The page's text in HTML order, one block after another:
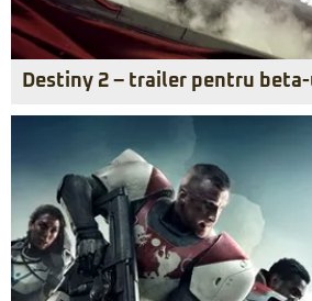
Destiny 2 – trailer pentru beta-